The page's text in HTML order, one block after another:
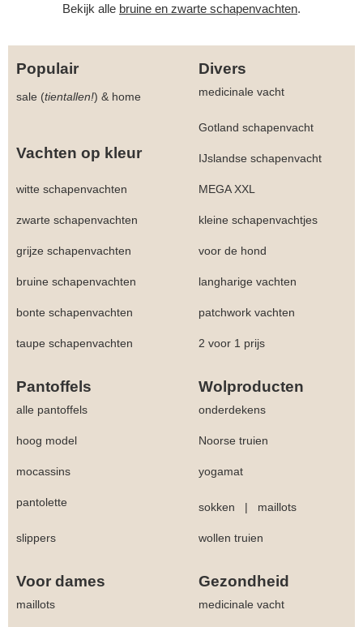
Bekijk alle bruine en zwarte schapenvachten.
Populair Divers
sale (tientallen!) & home medicinale vacht
Gotland schapenvacht
Vachten op kleur IJslandse schapenvacht
witte schapenvachten MEGA XXL
zwarte schapenvachten kleine schapenvachtjes
grijze schapenvachten voor de hond
bruine schapenvachten langharige vachten
bonte schapenvachten patchwork vachten
taupe schapenvachten 2 voor 1 prijs
Pantoffels Wolproducten
alle pantoffels onderdekens
hoog model Noorse truien
mocassins yogamat
pantolette sokken | maillots
slippers wollen truien
Voor dames Gezondheid
maillots medicinale vacht